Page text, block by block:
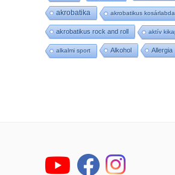
akrobatika akrobatikus kosárlabda
akrobatikus rock and roll aktív
alkalmi sport Alkohol Allergia